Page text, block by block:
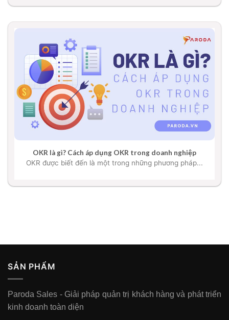
OKR là gì? Cách áp dụng OKR trong doanh nghiệp
OKR được biết đến là một trong những phương pháp...
SẢN PHẨM
Paroda Sales - Giải pháp quản trị khách hàng và phát triển
kinh doanh toàn diện